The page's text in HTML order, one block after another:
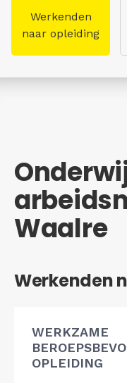
Werkenden
naar opleiding
Waalre
Werkenden
WERKZAME
OPLEIDING